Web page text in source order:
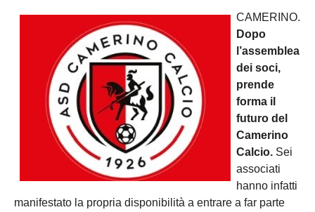
CAMERINO.
Dopo
l’assemblea
dei soci,
prende
forma il
futuro del
Camerino
Calcio. Sei
associati
hanno infatti
manifestato la propria disponibilità a entrare a far parte